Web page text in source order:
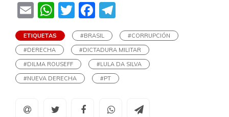
EmailWhatsApp
TwitterFacebook
ETIQUETAS #BRASIL
#CORRUPCIÓN
#DERECHA
#DICTADURA MILITAR
#DILMA ROUSEFF
#LULA DA SILVA
#NUEVA DERECHA
#PT